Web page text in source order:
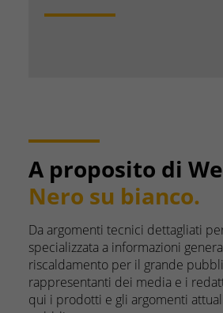
A proposito di
Nero su bianco.
Da argomenti tecnici dettagliati
specializzata a informazioni
riscaldamento per il grande
rappresentanti dei media e i
qui i prodotti e gli argomenti